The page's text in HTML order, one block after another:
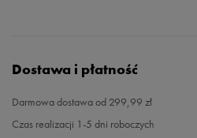
Dostawa i płatność
Darmowa dostawa od 299,99 zł
Czas realizacji 1-5 dni roboczych